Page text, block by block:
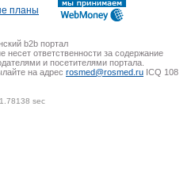
планы
b2b портал
несет ответственности за содержание
и посетителями портала.
на адрес rosmed@rosmed.ru ICQ 108
sec